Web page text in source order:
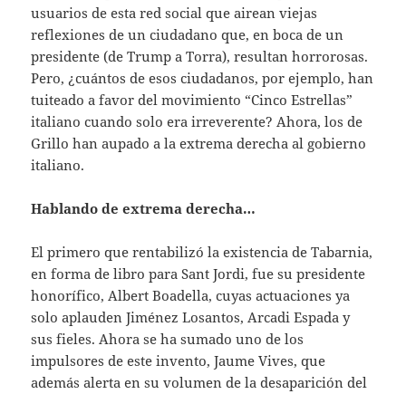
usuarios de esta red social que airean viejas
reflexiones de un ciudadano que, en boca de un
presidente (de Trump a Torra), resultan horrorosas.
Pero, ¿cuántos de esos ciudadanos, por ejemplo, han
tuiteado a favor del movimiento “Cinco Estrellas”
italiano cuando solo era irreverente? Ahora, los de
Grillo han aupado a la extrema derecha al gobierno
italiano.
Hablando de extrema derecha…
El primero que rentabilizó la existencia de Tabarnia,
en forma de libro para Sant Jordi, fue su presidente
honorífico, Albert Boadella, cuyas actuaciones ya
solo aplauden Jiménez Losantos, Arcadi Espada y
sus fieles. Ahora se ha sumado uno de los
impulsores de este invento, Jaume Vives, que
además alerta en su volumen de la desaparición del